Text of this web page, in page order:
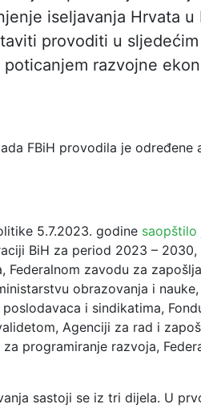
iseljavanja Hrvata
provoditi u
razvojne
FBiH provodila je određene
5.7.2023. godine saopštilo
BiH za period 2023 –
Federalnom zavodu za
obrazovanja i
i sindikatima,
Agenciji za rad i
programiranje razvoja,
sastoji se iz tri dijela. U